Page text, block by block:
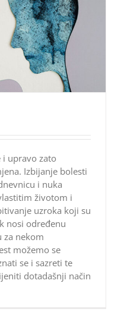
upravo zato
Izbijanje bolesti
i nuka
životom i
uzroka koji su
nosi određenu
za nekom
možemo se
se i sazreti te
dotadašnji način